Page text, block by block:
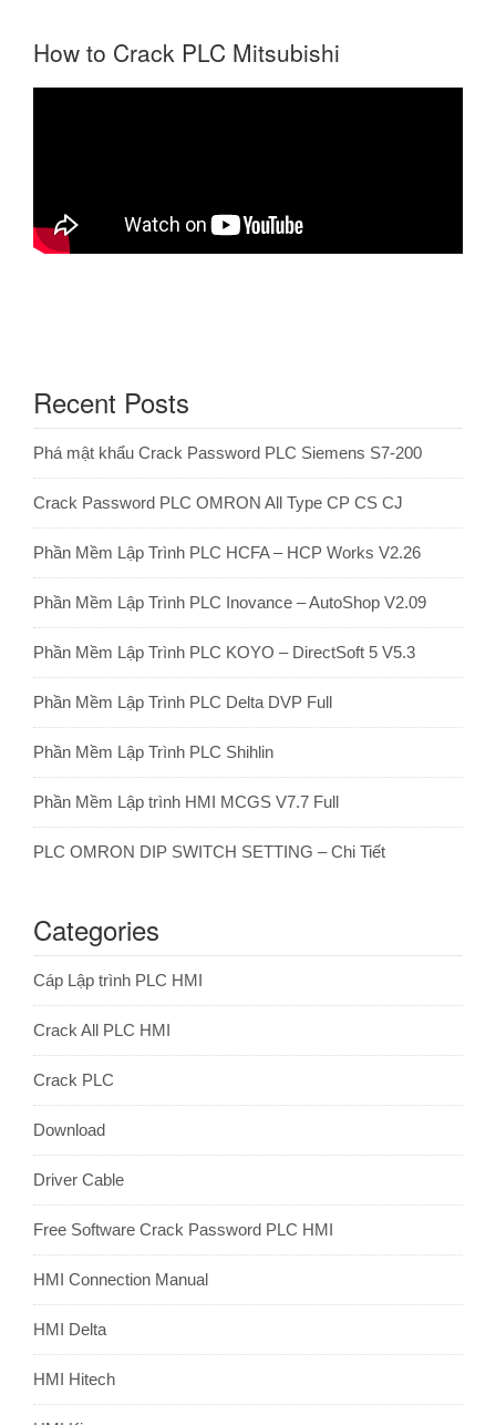
How to Crack PLC Mitsubishi
Recent Posts
Phá mật khẩu Crack Password PLC Siemens S7-200
Crack Password PLC OMRON All Type CP CS CJ
Phần Mềm Lập Trình PLC HCFA – HCP Works V2.26
Phần Mềm Lập Trình PLC Inovance – AutoShop V2.09
Phần Mềm Lập Trình PLC KOYO – DirectSoft 5 V5.3
Phần Mềm Lập Trình PLC Delta DVP Full
Phần Mềm Lập Trình PLC Shihlin
Phần Mềm Lập trình HMI MCGS V7.7 Full
PLC OMRON DIP SWITCH SETTING – Chi Tiết
Categories
Cáp Lập trình PLC HMI
Crack All PLC HMI
Crack PLC
Download
Driver Cable
Free Software Crack Password PLC HMI
HMI Connection Manual
HMI Delta
HMI Hitech